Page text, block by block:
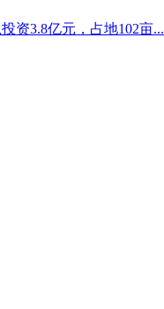
资3.8亿元，占地102亩...